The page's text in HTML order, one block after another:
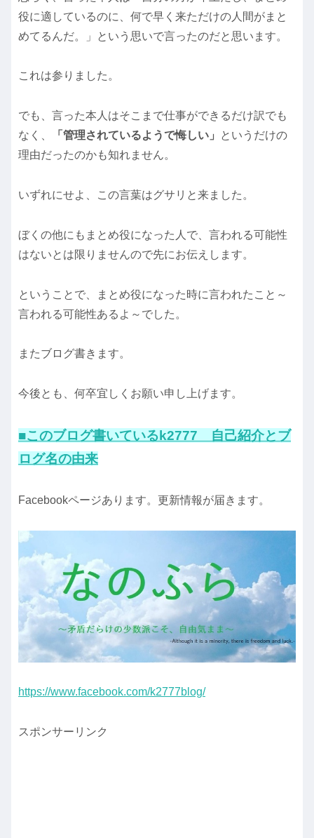
役に適しているのに、何で早く来ただけの人間がまと
めてるんだ。」という思いで言ったのだと思います。
これは参りました。
でも、言った本人はそこまで仕事ができるだけ訳でも
なく、
「管理されているようで悔しい」
というだけの
理由だったのかも知れません。
いずれにせよ、この言葉はグサリと来ました。
ぼくの他にもまとめ役になった人で、言われる可能性
はないとは限りませんので先にお伝えします。
ということで、まとめ役になった時に言われたこと～
言われる可能性あるよ～でした。
またブログ書きます。
今後とも、何卒宜しくお願い申し上げます。
■このブログ書いているk2777 自己紹介とブ
ログ名の由来
Facebookページあります。更新情報が届きます。
https://www.facebook.com/k2777blog/
スポンサーリンク